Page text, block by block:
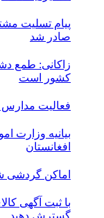
پیام تسلیت
صادر شد
زاکانی: طمع
کشور است
فعالیت
بیانیه وزارت
افغانستان
اماکن گردشی
با ثبت آگهی
گسترش دهید